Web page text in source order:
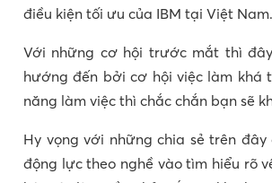
điều kiện tối ưu của IBM tại Việt Nam.
Với những cơ hội trước mắt thì
hướng đến bởi cơ hội việc làm khá
năng làm việc thì chắc chắn bạn sẽ
Hy vọng với những chia sẻ trên
động lực theo nghề vào tìm hiểu rõ